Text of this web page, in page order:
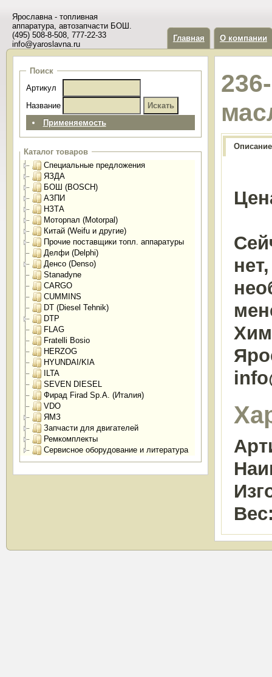
Ярославна - топливная
аппаратура, автозапчасти БОШ.
(495) 508-8-508, 777-22-33
info@yaroslavna.ru
Главная О компании
Поиск
Артикул
Название
Применяемость
Каталог товаров
Специальные предложения
ЯЗДА
БОШ (BOSCH)
АЗПИ
НЗТА
Моторпал (Motorpal)
Китай (Weifu и другие)
Прочие поставщики топл. аппаратуры
Делфи (Delphi)
Денсо (Denso)
Stanadyne
CARGO
CUMMINS
DT (Diesel Tehnik)
DTP
FLAG
Fratelli Bosio
HERZOG
HYUNDAI/KIA
ILTA
SEVEN DIESEL
Фирад Firad Sp.A. (Италия)
VDO
ЯМЗ
Запчасти для двигателей
Ремкомплекты
Сервисное оборудование и литература
Описание